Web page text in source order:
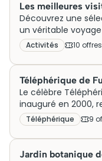
Les meilleures
Découvrez une
un véritable
cette ville.
guides
emblématiques et
expérience
Activités 10 offres
Téléphérique de
Le célèbre
inauguré en 2000,
Monte. Véritable
vues
moderne et
faciliter l’accès, il
Téléphérique 9
Jardin botanique